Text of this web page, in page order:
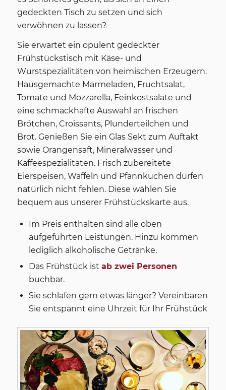
gedeckten Tisch zu setzen und sich
verwöhnen zu lassen?
Sie erwartet ein opulent gedeckter
Frühstückstisch mit Käse- und
Wurstspezialitäten von heimischen Erzeugern.
Hausgemachte Marmeladen, Fruchtsalat,
Tomate und Mozzarella, Feinkostsalate und
eine schmackhafte Auswahl an frischen
Brötchen, Croissants, Plunderteilchen und
Brot. Genießen Sie ein Glas Sekt zum Auftakt
sowie Orangensaft, Mineralwasser und
Kaffeespezialitäten. Frisch zubereitete
Eierspeisen, Waffeln und Pfannkuchen dürfen
natürlich nicht fehlen. Diese wählen Sie
bequem aus unserer Frühstückskarte aus.
Im Preis enthalten sind alle oben
aufgeführten Leistungen. Hinzu kommen
lediglich alkoholische Getränke.
Das Frühstück ist ab zwei Personen
buchbar.
Sie schlafen gern etwas länger? Vereinbaren
Sie entspannt eine Uhrzeit für Ihr Frühstück